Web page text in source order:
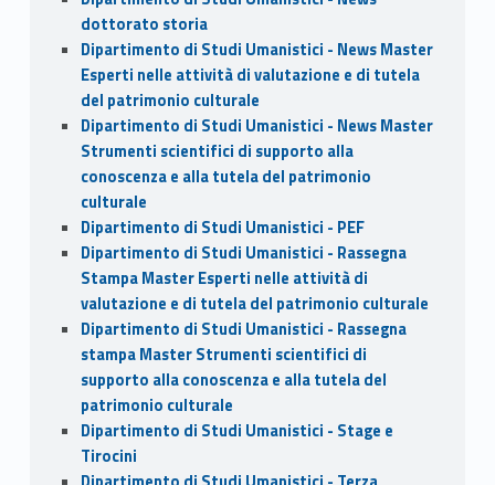
dottorato storia
Dipartimento di Studi Umanistici - News Master
Esperti nelle attività di valutazione e di tutela
del patrimonio culturale
Dipartimento di Studi Umanistici - News Master
Strumenti scientifici di supporto alla
conoscenza e alla tutela del patrimonio
culturale
Dipartimento di Studi Umanistici - PEF
Dipartimento di Studi Umanistici - Rassegna
Stampa Master Esperti nelle attività di
valutazione e di tutela del patrimonio culturale
Dipartimento di Studi Umanistici - Rassegna
stampa Master Strumenti scientifici di
supporto alla conoscenza e alla tutela del
patrimonio culturale
Dipartimento di Studi Umanistici - Stage e
Tirocini